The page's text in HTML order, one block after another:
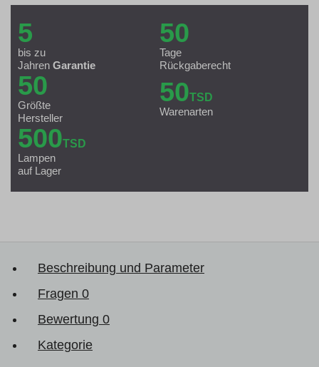
5
bis zu
Jahren Garantie
50
Tage
Rückgaberecht
50
Größte
Hersteller
50TSD
Warenarten
500TSD
Lampen
auf Lager
Beschreibung und Parameter
Fragen 0
Bewertung 0
Kategorie